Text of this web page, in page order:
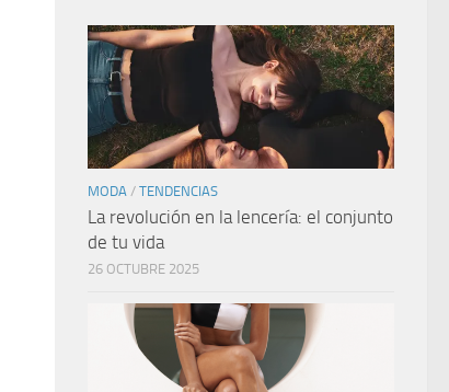
MODA / TENDENCIAS
La revolución en la lencería: el conjunto
de tu vida
26 OCTUBRE 2025